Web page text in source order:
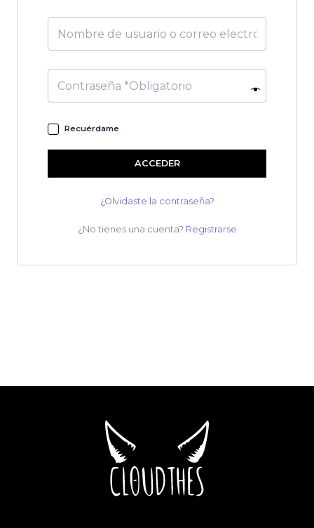
Recuérdame
ACCEDER
¿Olvidaste la contraseña?
¿No tienes una cuenta? Registrarse